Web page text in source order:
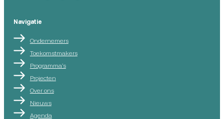
Navigatie
Ondernemers
Toekomstmakers
Programma’s
Projecten
Over ons
Nieuws
Agenda